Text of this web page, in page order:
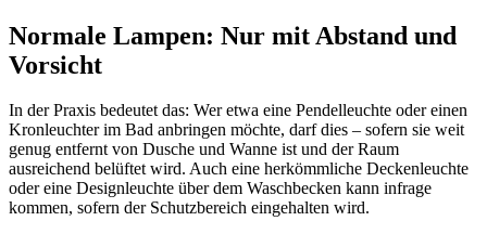
Normale Lampen: Nur mit Abstand und
Vorsicht
In der Praxis bedeutet das: Wer etwa eine Pendelleuchte oder einen
Kronleuchter im Bad anbringen möchte, darf dies – sofern sie weit
genug entfernt von Dusche und Wanne ist und der Raum
ausreichend belüftet wird. Auch eine herkömmliche Deckenleuchte
oder eine Designleuchte über dem Waschbecken kann infrage
kommen, sofern der Schutzbereich eingehalten wird.